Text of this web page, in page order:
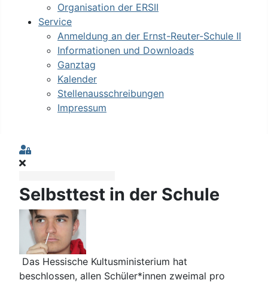
Organisation der ERSII
Service
Anmeldung an der Ernst-Reuter-Schule II
Informationen und Downloads
Ganztag
Kalender
Stellenausschreibungen
Impressum
Sign In
Selbsttest in der Schule
Das Hessische Kultusministerium hat
beschlossen, allen Schüler*innen zweimal pro